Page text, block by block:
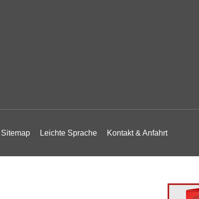
Sitemap Leichte Sprache Kontakt & Anfahrt